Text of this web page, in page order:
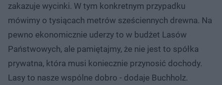
zakazuje wycinki. W tym konkretnym przypadku
mówimy o tysiącach metrów sześciennych drewna. Na
pewno ekonomicznie uderzy to w budżet Lasów
Państwowych, ale pamiętajmy, że nie jest to spółka
prywatna, która musi koniecznie przynosić dochody.
Lasy to nasze wspólne dobro - dodaje Buchholz.